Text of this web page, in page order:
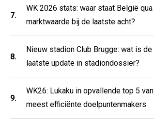
7.
WK 2026 stats: waar staat België qua
marktwaarde bij de laatste acht?
8.
Nieuw stadion Club Brugge: wat is de
laatste update in stadiondossier?
9.
WK26: Lukaku in opvallende top 5 van
meest efficiënte doelpuntenmakers